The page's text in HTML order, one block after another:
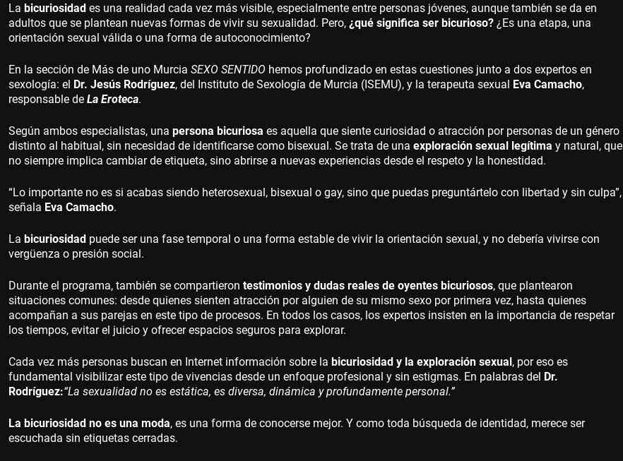
La bicuriosidad es una realidad cada vez más visible, especialmente entre personas jóvenes, aunque también se da en
adultos que se plantean nuevas formas de vivir su sexualidad. Pero, ¿qué significa ser bicurioso? ¿Es una etapa, una
orientación sexual válida o una forma de autoconocimiento?
En la sección de Más de uno Murcia SEXO SENTIDO hemos profundizado en estas cuestiones junto a dos expertos en
sexología: el Dr. Jesús Rodríguez, del Instituto de Sexología de Murcia (ISEMU), y la terapeuta sexual Eva Camacho,
responsable de La Eroteca.
Según ambos especialistas, una persona bicuriosa es aquella que siente curiosidad o atracción por personas de un género
distinto al habitual, sin necesidad de identificarse como bisexual. Se trata de una exploración sexual legítima y natural, que
no siempre implica cambiar de etiqueta, sino abrirse a nuevas experiencias desde el respeto y la honestidad.
“Lo importante no es si acabas siendo heterosexual, bisexual o gay, sino que puedas preguntártelo con libertad y sin culpa”,
señala Eva Camacho.
La bicuriosidad puede ser una fase temporal o una forma estable de vivir la orientación sexual, y no debería vivirse con
vergüenza o presión social.
Durante el programa, también se compartieron testimonios y dudas reales de oyentes bicuriosos, que plantearon
situaciones comunes: desde quienes sienten atracción por alguien de su mismo sexo por primera vez, hasta quienes
acompañan a sus parejas en este tipo de procesos. En todos los casos, los expertos insisten en la importancia de respetar
los tiempos, evitar el juicio y ofrecer espacios seguros para explorar.
Cada vez más personas buscan en Internet información sobre la bicuriosidad y la exploración sexual, por eso es
fundamental visibilizar este tipo de vivencias desde un enfoque profesional y sin estigmas. En palabras del Dr.
Rodríguez:“La sexualidad no es estática, es diversa, dinámica y profundamente personal.”
La bicuriosidad no es una moda, es una forma de conocerse mejor. Y como toda búsqueda de identidad, merece ser
escuchada sin etiquetas cerradas.